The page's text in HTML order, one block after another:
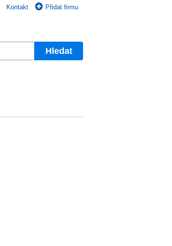
Kontakt Přidat firmu
Hledat